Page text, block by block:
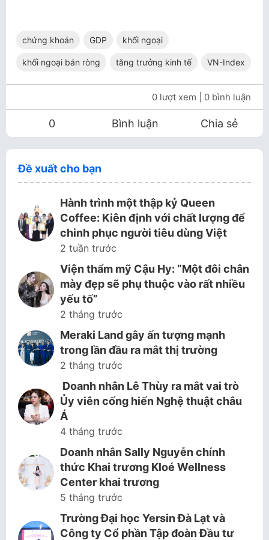
chứng khoán GDP khối ngoại
khối ngoại bán ròng tăng trưởng kinh tế VN-Index
0 lượt xem | 0 bình luận
0 Bình luận Chia sẻ
Đề xuất cho bạn
Hành trình một thập kỷ Queen
Coffee: Kiên định với chất lượng để
chinh phục người tiêu dùng Việt
2 tuần trước
Viện thẩm mỹ Cậu Hy: “Một đôi chân
mày đẹp sẽ phụ thuộc vào rất nhiều
yếu tố”
2 tháng trước
Meraki Land gây ấn tượng mạnh
trong lần đầu ra mắt thị trường
2 tháng trước
Doanh nhân Lê Thùy ra mắt vai trò
Ủy viên cống hiến Nghệ thuật châu
Á
4 tháng trước
Doanh nhân Sally Nguyễn chính
thức Khai trương Kloé Wellness
Center khai trương
5 tháng trước
Trường Đại học Yersin Đà Lạt và
Công ty Cổ phần Tập đoàn Đầu tư